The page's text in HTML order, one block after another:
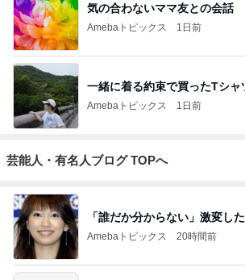
気の合わないママ友との会話
Amebaトピックス 1日前
一緒に着る約束で買ったTシャ
Amebaトピックス 1日前
芸能人・有名人ブログ TOPへ
「誰だか分からない」激変し
Amebaトピックス 20時間前